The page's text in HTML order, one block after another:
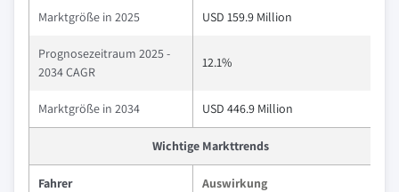
Marktgröße in 2025 USD 159.9 Million
Prognosezeitraum 2025 -
2034 CAGR
12.1%
Marktgröße in 2034 USD 446.9 Million
Wichtige Markttrends
Fahrer Auswirkung